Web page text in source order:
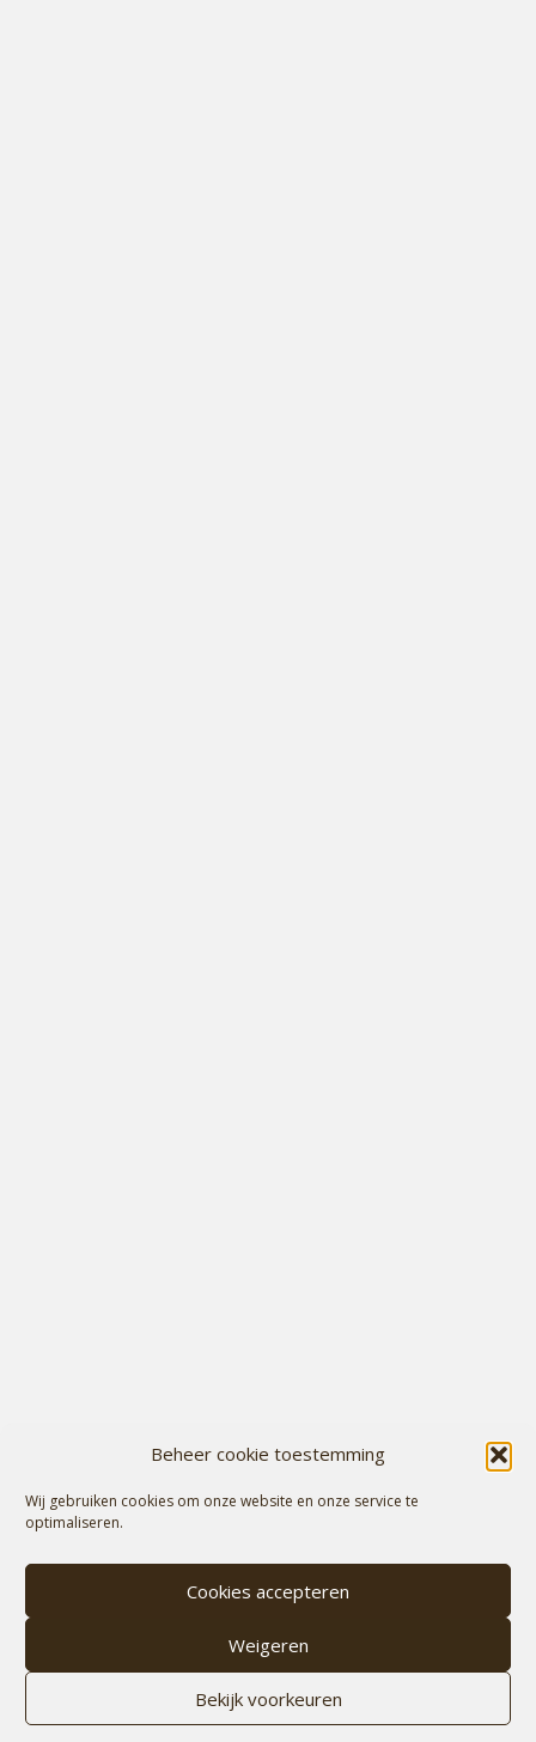
Beheer cookie toestemming
Wij gebruiken cookies om onze website en onze service te
optimaliseren.
Cookies accepteren
Weigeren
Bekijk voorkeuren